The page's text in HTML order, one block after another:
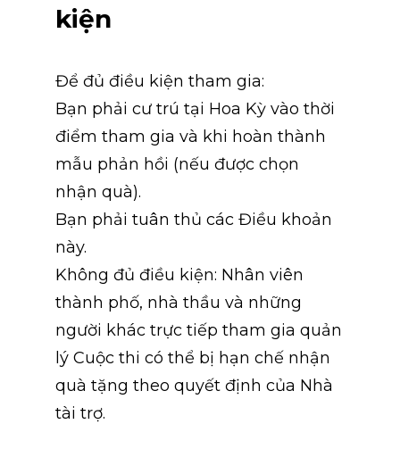
kiện
Để đủ điều kiện tham gia:
Bạn phải cư trú tại Hoa Kỳ vào thời
điểm tham gia và khi hoàn thành
mẫu phản hồi (nếu được chọn
nhận quà).
Bạn phải tuân thủ các Điều khoản
này.
Không đủ điều kiện: Nhân viên
thành phố, nhà thầu và những
người khác trực tiếp tham gia quản
lý Cuộc thi có thể bị hạn chế nhận
quà tặng theo quyết định của Nhà
tài trợ.